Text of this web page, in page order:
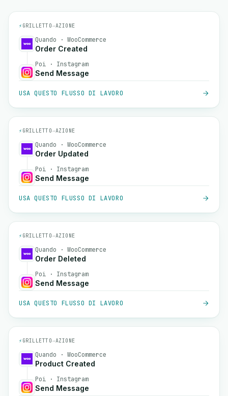
⚡ GRILLETTO→AZIONE
Quando · WooCommerce
Order Created
Poi · Instagram
Send Message
USA QUESTO FLUSSO DI LAVORO
⚡ GRILLETTO→AZIONE
Quando · WooCommerce
Order Updated
Poi · Instagram
Send Message
USA QUESTO FLUSSO DI LAVORO
⚡ GRILLETTO→AZIONE
Quando · WooCommerce
Order Deleted
Poi · Instagram
Send Message
USA QUESTO FLUSSO DI LAVORO
⚡ GRILLETTO→AZIONE
Quando · WooCommerce
Product Created
Poi · Instagram
Send Message